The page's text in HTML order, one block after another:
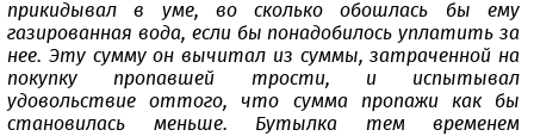
прикидывал в уме, во сколько обошлась бы ему
газированная вода, если бы понадобилось уплатить за
нее. Эту сумму он вычитал из суммы, затраченной на
покупку пропавшей трости, и испытывал
удовольствие оттого, что сумма пропажи как бы
становилась меньше. Бутылка тем временем